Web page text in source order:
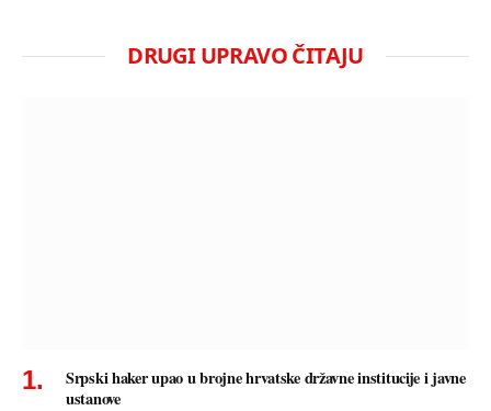
DRUGI UPRAVO ČITAJU
Srpski haker upao u brojne hrvatske državne institucije i javne
ustanove